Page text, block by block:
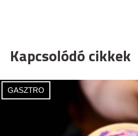
Kapcsolódó cikkek
GASZTRO